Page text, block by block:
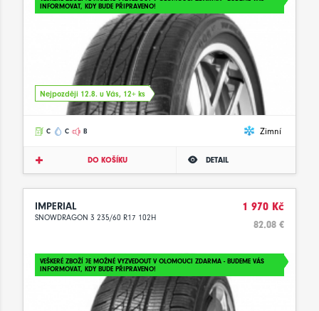
INFORMOVAT, KDY BUDE PŘIPRAVENO!
Nejpozději 12.8. u Vás, 12+ ks
C C B Zimní
DO KOŠÍKU DETAIL
IMPERIAL
SNOWDRAGON 3 235/60 R17 102H
1 970 Kč
82.08 €
VEŠKERÉ ZBOŽÍ JE MOŽNÉ VYZVEDOUT V OLOMOUCI ZDARMA - BUDEME VÁS
INFORMOVAT, KDY BUDE PŘIPRAVENO!